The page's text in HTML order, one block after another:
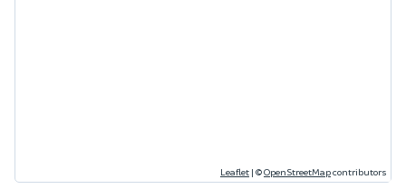
Leaflet | ©OpenStreetMapcontributors